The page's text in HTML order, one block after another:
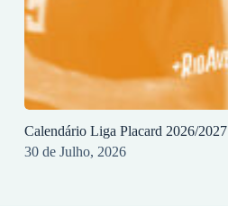
Calendário Liga Placard 2026/2027
30 de Julho, 2026